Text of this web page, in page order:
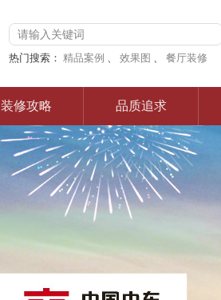
热门搜索： 精品案例 、 效果图 、 餐厅装修
装修攻略 品质追求